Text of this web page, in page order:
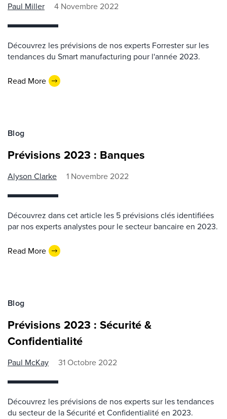
Paul Miller 4 Novembre 2022
Découvrez les prévisions de nos experts Forrester sur les
tendances du Smart manufacturing pour l'année 2023.
Read More
Blog
Prévisions 2023 : Banques
Alyson Clarke 1 Novembre 2022
Découvrez dans cet article les 5 prévisions clés identifiées
par nos experts analystes pour le secteur bancaire en 2023.
Read More
Blog
Prévisions 2023 : Sécurité &
Confidentialité
Paul McKay 31 Octobre 2022
Découvrez les prévisions de nos experts sur les tendances
du secteur de la Sécurité et Confidentialité en 2023.